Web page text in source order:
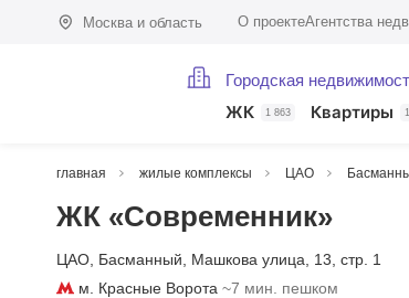
Москва и область О проектеАгентства
Городская
ЖК 1 863 Квартиры
главная жилые комплексы ЦАО
ЖК «Современник»
ЦАО Басманный Машкова улица 13 стр. 1
м. Красные Ворота ~7 мин. пешком